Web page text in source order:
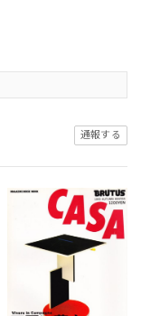
通報する